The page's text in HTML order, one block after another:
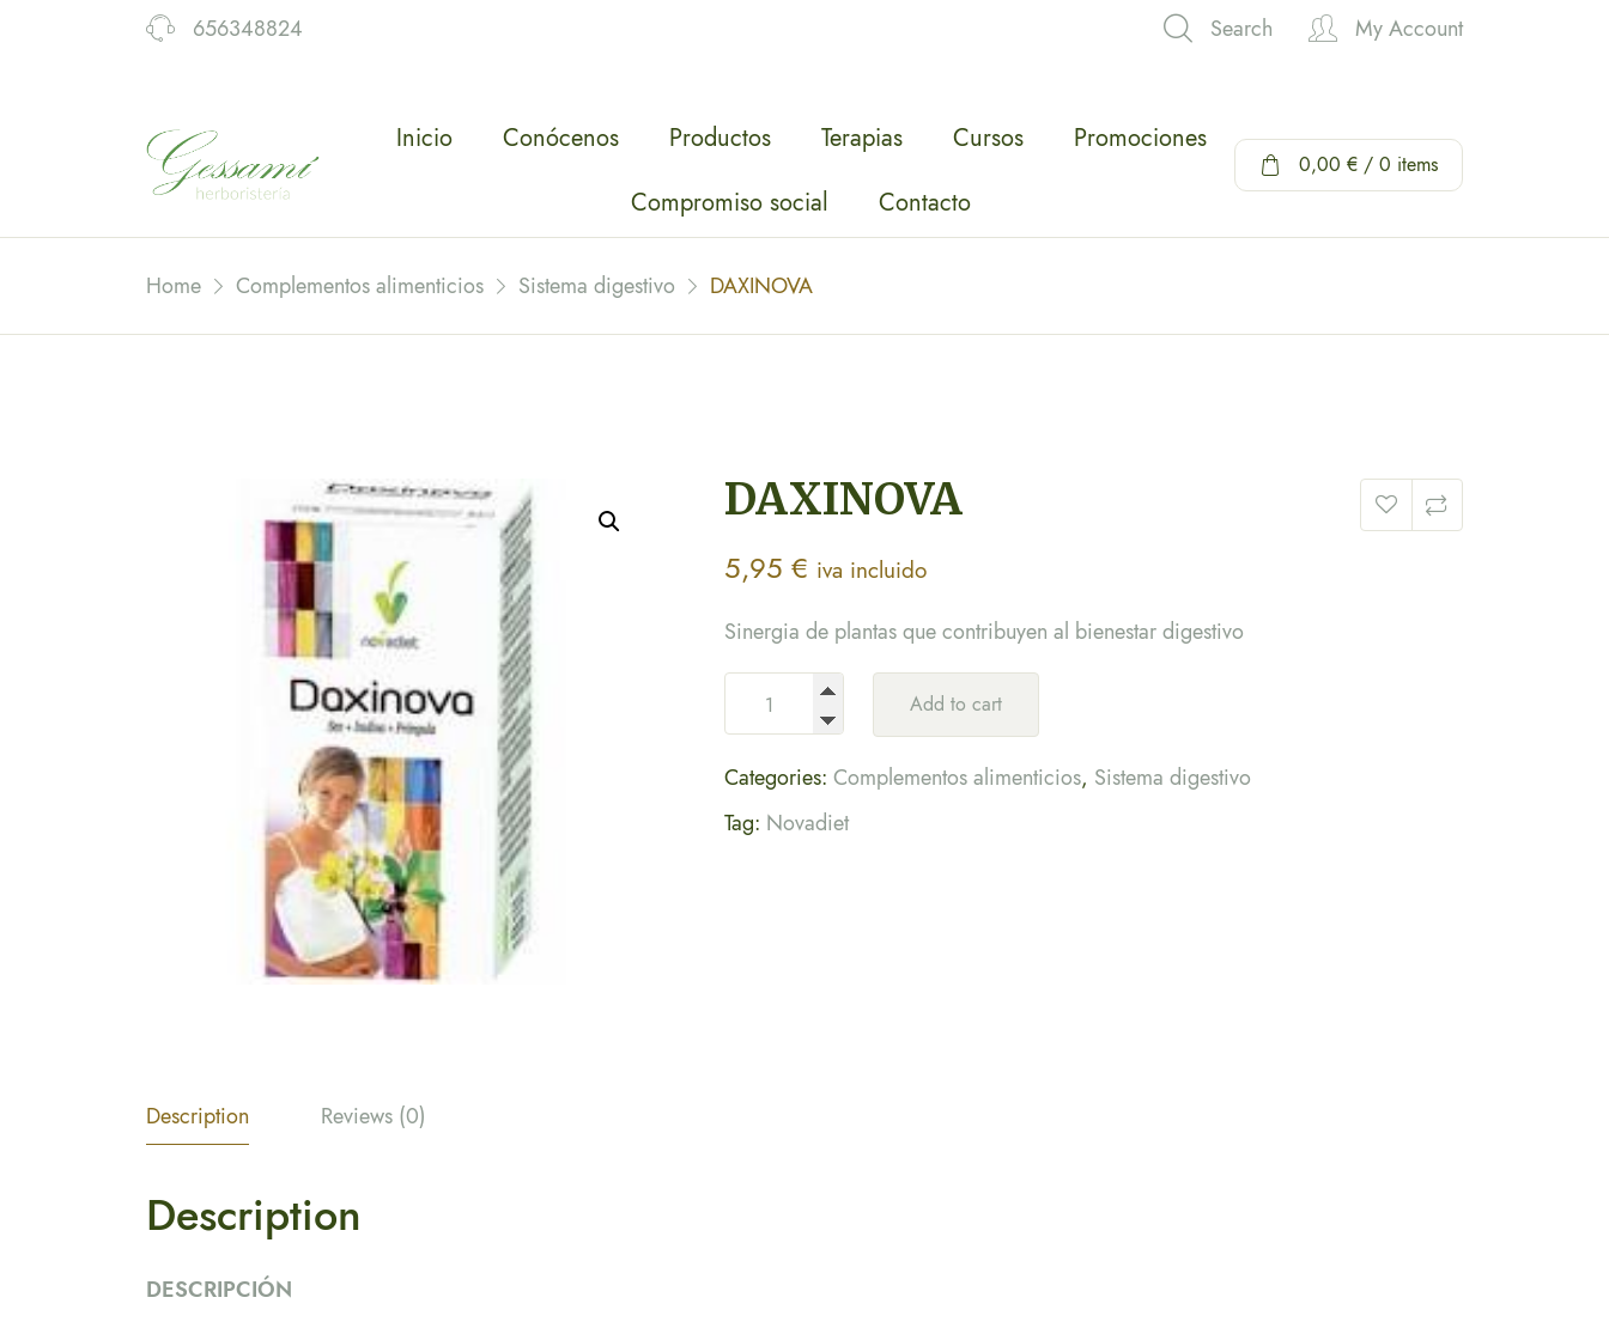
656348824 Search My Account
Hi,
Inicio Conócenos Productos Terapias Cursos
Promociones
Compromiso social
Contacto
0,00 € / 0 items
Home Complementos alimenticios Sistema digestivo DAXINOVA
DAXINOVA
5,95€ iva incluido
Sinergia de plantas que contribuyen al bienestar digestivo
Add to cart
Categories:Complementos alimenticios, Sistema digestivo
Tag: Novadiet
Description Reviews (0)
Description
DESCRIPCIÓN